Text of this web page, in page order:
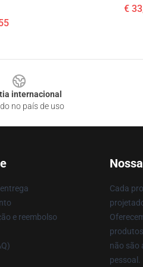
€
internacional
no país de uso
e reembolso
Cada
não são
pessoal.